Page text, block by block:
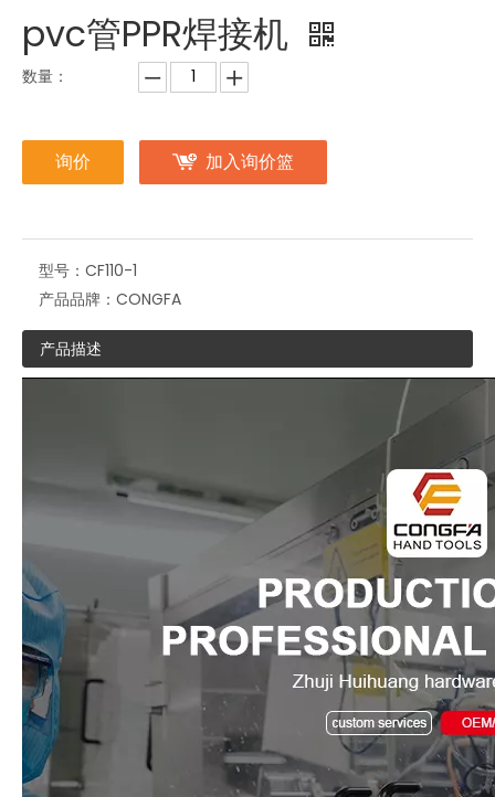
pvc管PPR焊接机
数量：
询价 加入询价篮
型号： CF110-1
产品品牌： CONGFA
产品描述